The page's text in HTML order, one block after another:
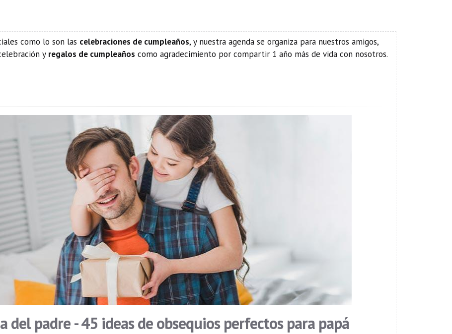
como lo son las celebraciones de cumpleaños, y nuestra agenda se organiza para nuestros amigos,
y regalos de cumpleaños como agradecimiento por compartir 1 año más de vida con nosotros.
del padre - 45 ideas de obsequios perfectos para papá